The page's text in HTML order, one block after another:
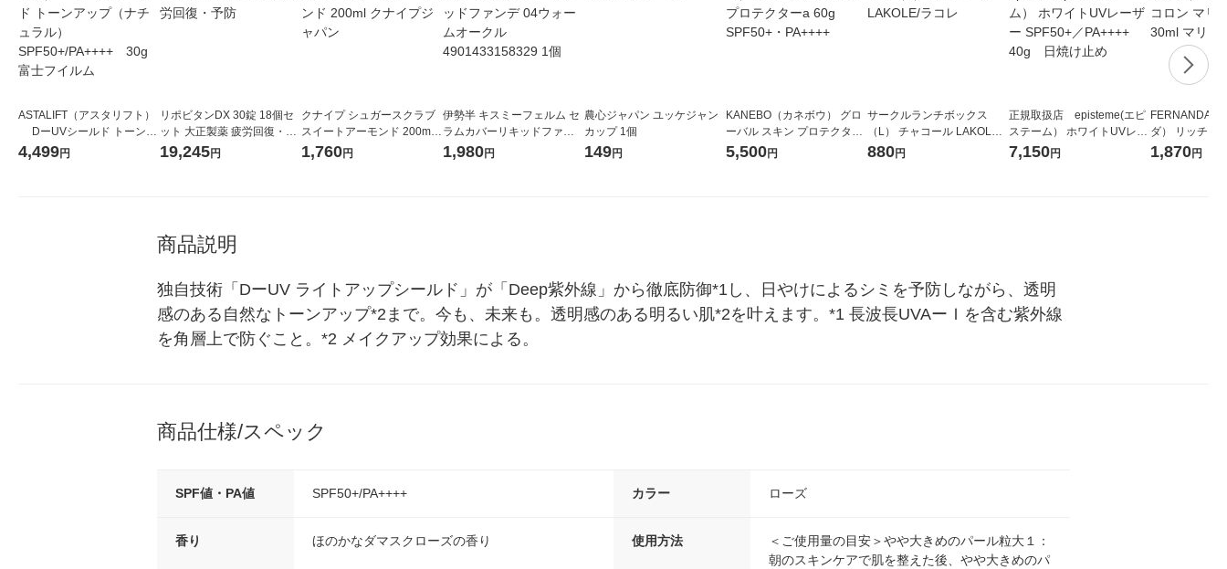
ASTALIFT（アスタリフト）
DーUVシールド トーンア
ップ（ナチュラル） SPF5
4,499円
リポビタンDX 30錠 18個セ
ット 大正製薬 疲労回復・予
防
19,245円
クナイプ シュガースクラブ
スイートアーモンド 200ml
クナイプジャパン
1,760円
伊勢半 キスミーフェルム セ
ラムカバーリキッドファン
デ 04ウォームオークル 490
1,980円
農心ジャパン ユッケジャン
カップ 1個
149円
KANEBO（カネボウ） グロ
ーバル スキン プロテクター
a 60g SPF50+・PA++++
5,500円
サークルランチボックス
（L） チャコール LAKOLE/
ラコレ
880円
正規取扱店 episteme(エピ
ステーム） ホワイトUVレー
ザー SPF50+／PA++++ 40g
7,150円
FERNANDA（
ダ） リッチオ
リアリゲル
1,870円
商品説明
独自技術「DーUV ライトアップシールド」が「Deep紫外線」から徹底防御*1し、日やけによるシミを予防しながら、透明
感のある自然なトーンアップ*2まで。今も、未来も。透明感のある明るい肌*2を叶えます。*1 長波長UVAーＩを含む紫外線
を角層上で防ぐこと。*2 メイクアップ効果による。
商品仕様/スペック
SPF値・PA値 SPF50+/PA++++ カラー ローズ
香り ほのかなダマスクローズの香り 使用方法
＜ご使用量の目安＞やや大きめのパール粒大１：
朝のスキンケアで肌を整えた後、やや大きめのパ